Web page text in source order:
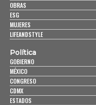
OBRAS
ESG
MUJERES
LIFEANDSTYLE
Política
GOBIERNO
MÉXICO
CONGRESO
CDMX
ESTADOS